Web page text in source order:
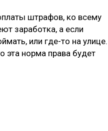
штрафов, ко всему
заработка, а если
или где-то на улице.
эта норма права будет